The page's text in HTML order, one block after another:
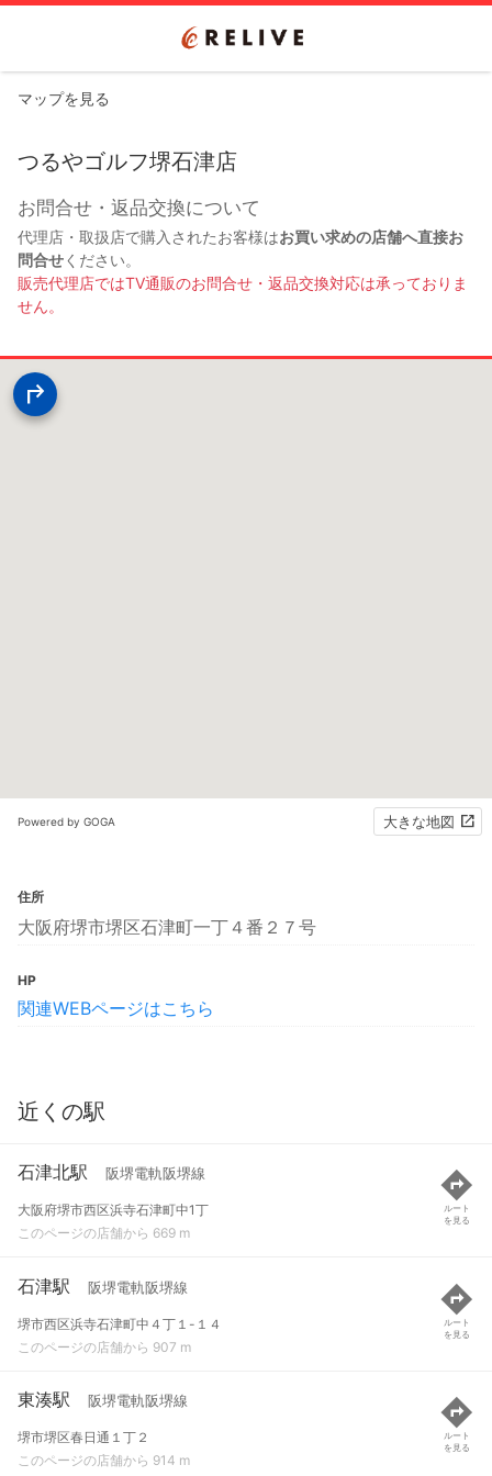
マップを見る
つるやゴルフ堺石津店
お問合せ・返品交換について
代理店・取扱店で購入されたお客様はお買い求めの店舗へ直接お
問合せください。
販売代理店ではTV通販のお問合せ・返品交換対応は承っておりま
せん。
Powered by GOGA 大きな地図
住所
大阪府堺市堺区石津町一丁４番２７号
HP
関連WEBページはこちら
近くの駅
石津北駅 阪堺電軌阪堺線
大阪府堺市西区浜寺石津町中1丁
このページの店舗から 669 m
ルート
を見る
石津駅 阪堺電軌阪堺線
堺市西区浜寺石津町中４丁１-１４
このページの店舗から 907 m
ルート
を見る
東湊駅 阪堺電軌阪堺線
堺市堺区春日通１丁２
このページの店舗から 914 m
ルート
を見る